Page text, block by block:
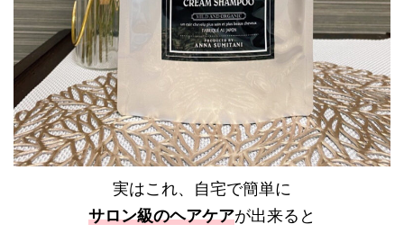
実はこれ、 自宅で簡単に
サロン級のヘアケアが出来ると